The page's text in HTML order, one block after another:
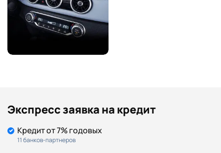
Экспресс заявка на кредит
Кредит от 7% годовых
11 банков-партнеров